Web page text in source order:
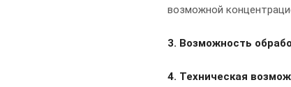
возможной
3. Возможность
4. Техническая